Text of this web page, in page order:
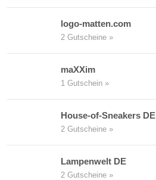
logo-matten.com
2 Gutscheine »
maXXim
1 Gutschein »
House-of-Sneakers DE
2 Gutscheine »
Lampenwelt DE
2 Gutscheine »